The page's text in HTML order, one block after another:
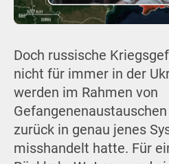
Doch russische
nicht für immer in der
werden im Rahmen von
zurück in genau jenes
misshandelt hatte. Für